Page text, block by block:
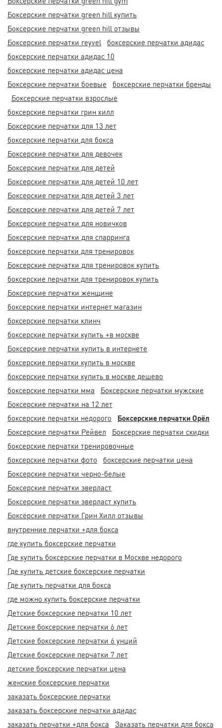
Боксерские перчатки green hill купить
Боксерские перчатки green hill отзывы
Боксерские перчатки reyvel
боксерские перчатки адидас
боксерские перчатки адидас 10
боксерские перчатки адидас цена
Боксерские перчатки боевые
боксерские перчатки бренды
Боксерские перчатки взрослые
боксерские перчатки грин хилл
Боксерские перчатки для 13 лет
боксерские перчатки для бокса
Боксерские перчатки для девочек
Боксерские перчатки для детей
Боксерские перчатки для детей 10 лет
Боксерские перчатки для детей 3 лет
Боксерские перчатки для детей 7 лет
Боксерские перчатки для новичков
Боксерские перчатки для спарринга
боксерские перчатки для тренировок
Боксерские перчатки для тренировок купить
боксерские перчатки для тренировок купить
Боксерские перчатки женщине
боксерские перчатки интернет магазин
боксерские перчатки клинч
боксерские перчатки купить +в москве
Боксерские перчатки купить в интернете
боксерские перчатки купить в москве
боксерские перчатки купить в москве дешево
боксерские перчатки мма
Боксерские перчатки мужские
Боксерские перчатки на 12 лет
боксерские перчатки недорого
Боксерские перчатки Орёл
Боксерские перчатки Рейвел
Боксерские перчатки скидки
боксерские перчатки тренировочные
боксерские перчатки фото
боксерские перчатки цена
Боксерские перчатки черно-белые
Боксерские перчатки эверласт
Боксерские перчатки эверласт купить
Боксёрские перчатки Грин Хилл отзывы
внутренние перчатки +для бокса
где купить боксерские перчатки
Где купить боксерские перчатки в Москве недорого
Где купить детские боксерские перчатки
Где купить перчатки для бокса
где можно купить боксерские перчатки
Детские боксерские перчатки 10 лет
Детские боксерские перчатки 6 лет
Детские боксерские перчатки 6 унций
Детские боксерские перчатки 7 лет
детские боксерские перчатки цена
женские боксерские перчатки
заказать боксерские перчатки
заказать боксерские перчатки адидас
заказать перчатки +для бокса
Заказать перчатки для бокса